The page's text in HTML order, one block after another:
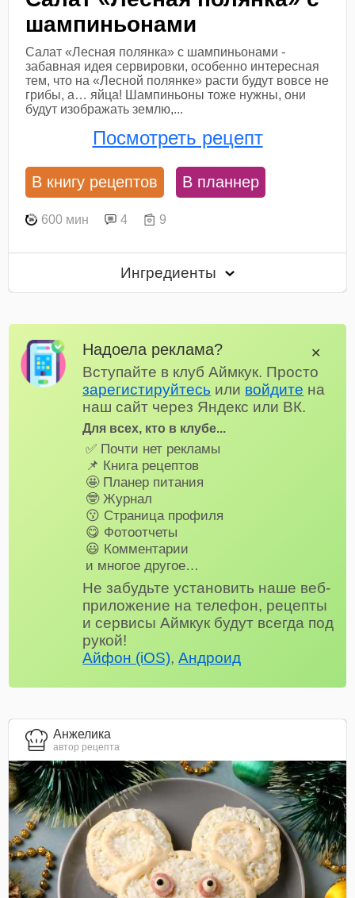
шампиньонами
Салат «Лесная полянка» с шампиньонами -
забавная идея сервировки, особенно интересная
тем, что на «Лесной полянке» расти будут вовсе не
грибы, а… яйца! Шампиньоны тоже нужны, они
будут изображать землю,...
Посмотреть рецепт
В книгу рецептов В планнер
600 мин 4 9
Ингредиенты
Надоела реклама?
Вступайте в клуб Аймкук. Просто
зарегистируйтесь или войдите на
наш сайт через Яндекс или ВК.
Для всех, кто в клубе...
✅ Почти нет рекламы
📌 Книга рецептов
🤩 Планер питания
🤓 Журнал
😗 Страница профиля
😋 Фотоотчеты
😃 Комментарии
и многое другое…
Не забудьте установить наше веб-
приложение на телефон, рецепты
и сервисы Аймкук будут всегда под
рукой!
Айфон (iOS),Андроид
✕
Анжелика
автор рецепта